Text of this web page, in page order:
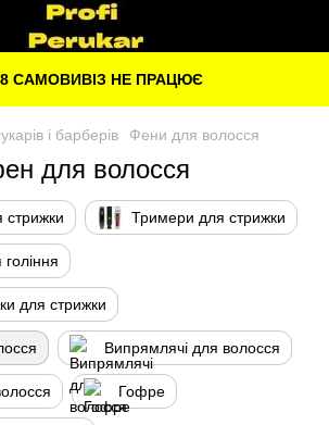
САМОВИВІЗ НЕ ПРАЦЮЄ
і барберів Фени для волосся
для волосся
Тримери для стрижки
для стрижки
Випрямлячі для волосся
Гофре